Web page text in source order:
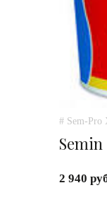
# Sem-Pro
Semin
2 940